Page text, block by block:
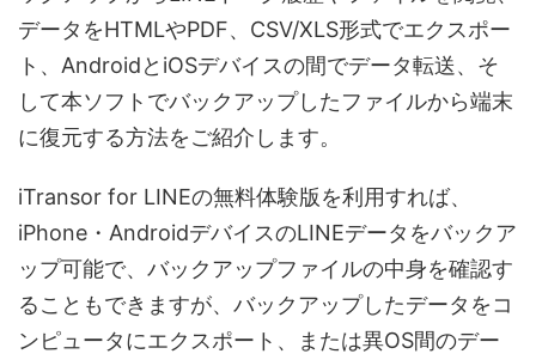
データをHTMLやPDF、CSV/XLS形式でエクスポー
ト、AndroidとiOSデバイスの間でデータ転送、そ
して本ソフトでバックアップしたファイルから端末
に復元する方法をご紹介します。
iTransor for LINEの無料体験版を利用すれば、
iPhone・AndroidデバイスのLINEデータをバックア
ップ可能で、バックアップファイルの中身を確認す
ることもできますが、バックアップしたデータをコ
ンピュータにエクスポート、または異OS間のデー